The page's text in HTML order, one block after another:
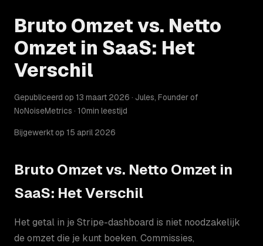
Bruto Omzet vs. Netto
Omzet in SaaS: Het
Verschil
Gepubliceerd op 13 maart 2026 · Jules, Founder of
NoNoiseMetrics · 10min leestijd
Bijgewerkt op 15 april 2026
Bruto Omzet vs. Netto Omzet in
SaaS: Het Verschil
Het getal in je Stripe-dashboard is niet noodzakelijk
de omzet die je kunt boeken. Commissies,